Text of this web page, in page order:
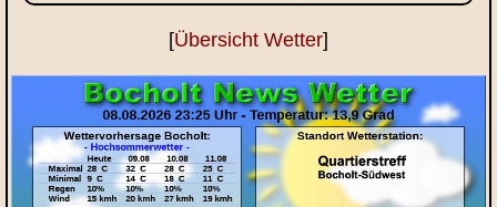
[Übersicht Wetter]